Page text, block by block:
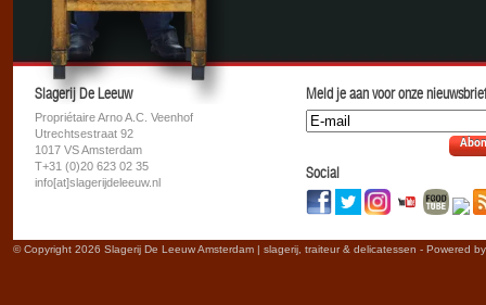
Slagerij De Leeuw
Propriétaire Arno A.C. Veenhof
Utrechtsestraat 92
1017 VS Amsterdam
T+31 (0)20 623 02 35
info[at]slagerijdeleeuw.nl
Meld je aan voor onze
Social
© Copyright 2026 Slagerij De Leeuw Amsterdam | slagerij, traiteur & delicatessen - Powered